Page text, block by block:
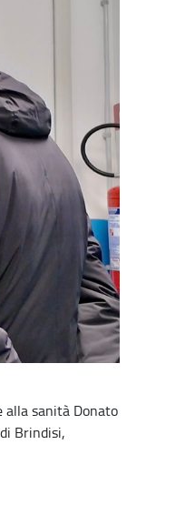
alla sanità Donato
Brindisi,